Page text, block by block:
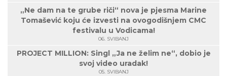
„Ne dam na te grube riči“ nova je pjesma Marine
Tomašević koju će izvesti na ovogodišnjem CMC
festivalu u Vodicama!
06. SVIBANJ
PROJECT MILLION: Singl „Ja ne želim ne“, dobio je
svoj video uradak!
05. SVIBANJ